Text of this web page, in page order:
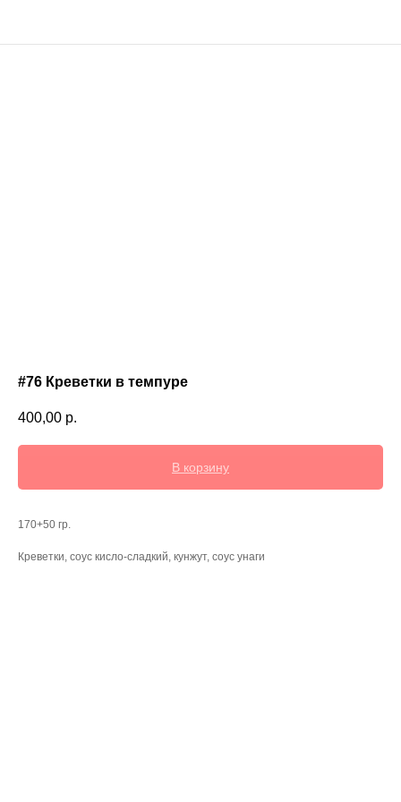
#76 Креветки в темпуре
400,00 р.
В корзину
170+50 гр.
Креветки, соус кисло-сладкий, кунжут, соус унаги